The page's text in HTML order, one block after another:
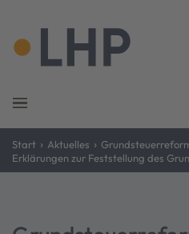
Start › Aktuelles ›
Erklärungen zur Feststellung des